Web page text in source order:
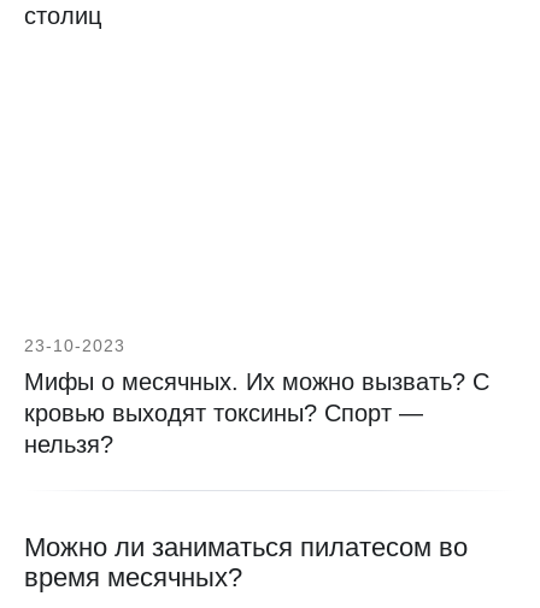
столиц
23-10-2023
Мифы о месячных. Их можно вызвать? С
кровью выходят токсины? Спорт —
нельзя?
Можно ли заниматься пилатесом во
время месячных?